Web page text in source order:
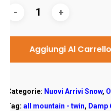
Aggiungi Al Carrello
Categorie: Nuovi Arrivi Snow,
Tag:all mountain - twin, Damp